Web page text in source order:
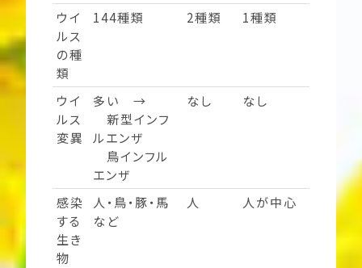
ウイ
ルス
の種
類
144種類 2種類 1種類
ウイ
ルス
変異
多い →
新型インフ
ルエンザ
鳥インフル
エンザ
なし なし
感染
する
生き
物
人・鳥・豚・馬
など
人 人が中心